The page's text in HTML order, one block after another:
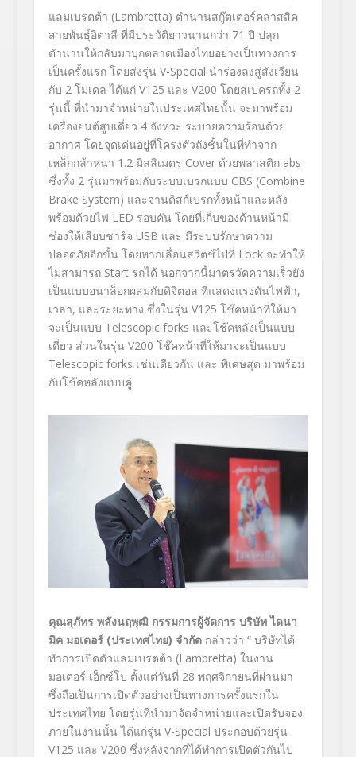
แลมเบรตต้า (Lambretta) ตำนานสกู๊ตเตอร์คลาสสิค
สายพันธุ์อิตาลี ที่มีประวัติยาวนานกว่า 71 ปี ปลุก
ตำนานให้กลับมาบุกตลาดเมืองไทยอย่างเป็นทางการ
เป็นครั้งแรก โดยส่งรุ่น V-Special นำร่องลงสู่สังเวียน
กับ 2 โมเดล ได้แก่ V125 และ V200 โดยสเปครถทั้ง 2
รุ่นนี้ ที่นำมาจำหน่ายในประเทศไทยนั้น จะมาพร้อม
เครื่องยนต์สูบเดี่ยว 4 จังหวะ ระบายความร้อนด้วย
อากาศ โดยจุดเด่นอยู่ที่โครงตัวถังชั้นในที่ทำจาก
เหล็กกล้าหนา 1.2 มิลลิเมตร Cover ด้วยพลาสติก abs
ซึ่งทั้ง 2 รุ่นมาพร้อมกับระบบเบรกแบบ CBS (Combine
Brake System) และจานดิสก์เบรกทั้งหน้าและหลัง
พร้อมด้วยไฟ LED รอบคัน โดยที่เก็บของด้านหน้ามี
ช่องให้เสียบชาร์จ USB และ มีระบบรักษาความ
ปลอดภัยอีกขั้น โดยหากเลื่อนสวิตช์ไปที่ Lock จะทำให้
ไม่สามารถ Start รถได้ นอกจากนี้มาตรวัดความเร็วยัง
เป็นแบบอนาล็อกผสมกับดิจิตอล ที่แสดงแรงดันไฟฟ้า,
เวลา, และระยะทาง ซึ่งในรุ่น V125 โช๊คหน้าที่ให้มา
จะเป็นแบบ Telescopic forks และโช๊คหลังเป็นแบบ
เดี่ยว ส่วนในรุ่น V200 โช๊คหน้าที่ให้มาจะเป็นแบบ
Telescopic forks เช่นเดียวกัน และ พิเศษสุด มาพร้อม
กับโช๊คหลังแบบคู่
คุณสุภัทร พลังนฤพุฒิ กรรมการผู้จัดการ บริษัท ไดนา
มิค มอเตอร์ (ประเทศไทย) จำกัดกล่าวว่า “ บริษัทได้
ทำการเปิดตัวแลมเบรตต้า (Lambretta) ในงาน
มอเตอร์ เอ็กซ์โป ตั้งแต่วันที่ 28 พฤศจิกายนที่ผ่านมา
ซึ่งถือเป็นการเปิดตัวอย่างเป็นทางการครั้งแรกใน
ประเทศไทย โดยรุ่นที่นำมาจัดจำหน่ายและเปิดรับจอง
ภายในงานนั้น ได้แก่รุ่น V-Special ประกอบด้วยรุ่น
V125 และ V200 ซึ่งหลังจากที่ได้ทำการเปิดตัวกันไป